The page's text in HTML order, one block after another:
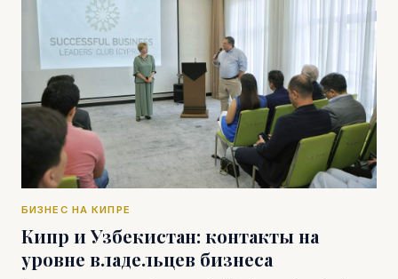
БИЗНЕС НА КИПРЕ
Кипр и Узбекистан: контакты на
уровне владельцев бизнеса